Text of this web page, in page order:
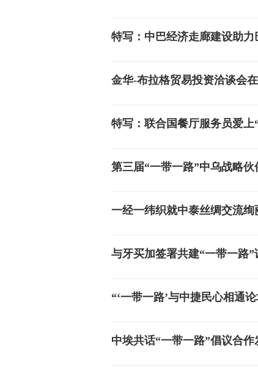
特写：中巴经济走廊建设助
金华-布拉格贸易投资洽谈会
特写：联合国餐厅服务员爱上
第三届“一带一路”中乌战略
一经一纬织就中泰丝绸交流绚
与牙买加签署共建“一带一路”
“‘一带一路’与中捷民心相通
中埃共话“一带一路”倡议合作